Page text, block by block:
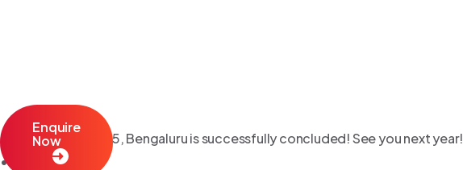
Enquire
Now
Study Abroad 2025, Bengaluru is successfully concluded! See you next year!
•